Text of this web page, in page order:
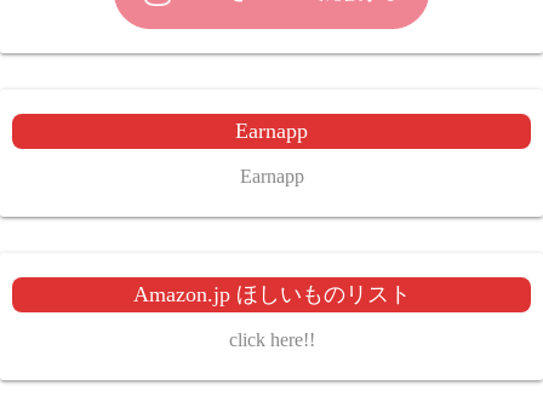
Earnapp
Earnapp
Amazon.jp ほしいものリスト
click here!!